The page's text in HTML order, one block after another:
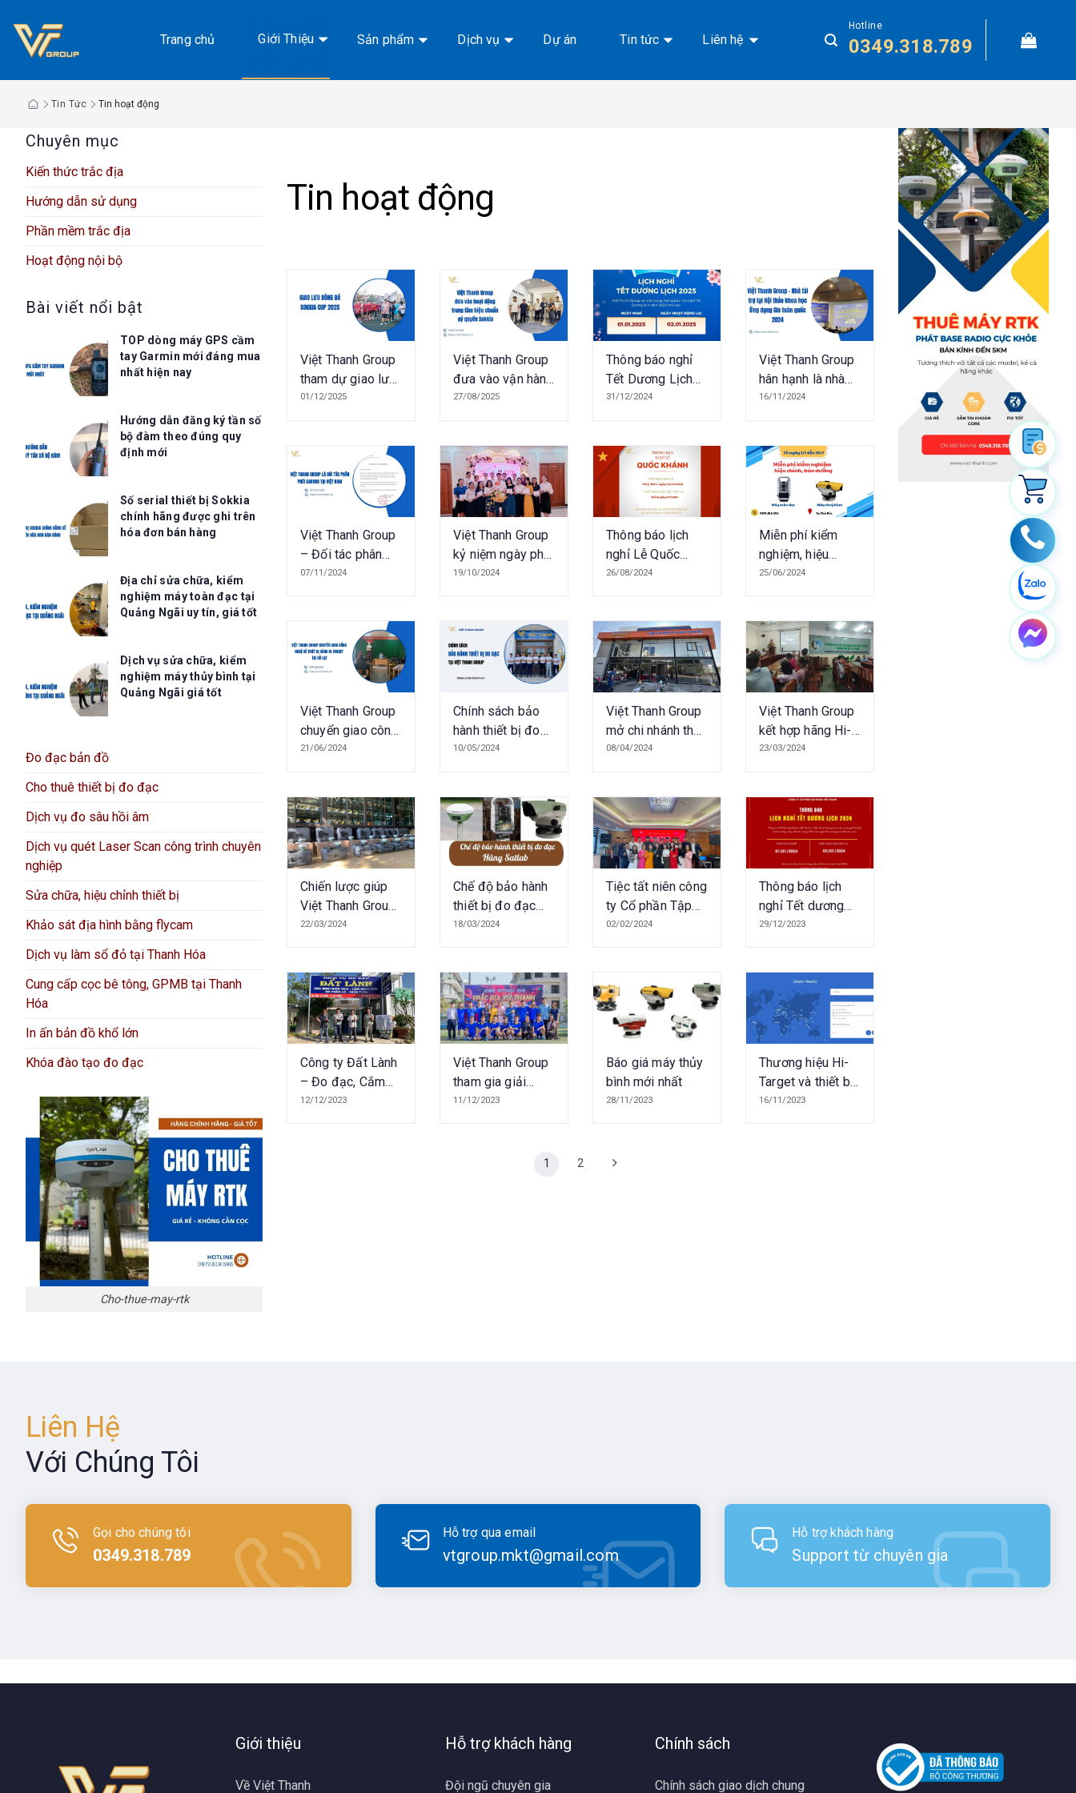
đến
Trang chủ Giới Thiệu Sản phẩm Dịch vụ Dự án Tin tức Liên hệ
Hotline
0349.318.789
Tin Tức Tin hoạt động
Chuyên mục
Kiến thức trắc địa
Hướng dẫn sử dụng
Phần mềm trắc địa
Hoạt động nội bộ
Bài viết nổi bật
TOP dòng máy GPS cầm
tay Garmin mới đáng mua
nhất hiện nay
Hướng dẫn đăng ký tần số
bộ đàm theo đúng quy
định mới
Số serial thiết bị Sokkia
chính hãng được ghi trên
hóa đơn bán hàng
Địa chỉ sửa chữa, kiểm
nghiệm máy toàn đạc tại
Quảng Ngãi uy tín, giá tốt
Dịch vụ sửa chữa, kiểm
nghiệm máy thủy bình tại
Quảng Ngãi giá tốt
Đo đạc bản đồ
Cho thuê thiết bị đo đạc
Dịch vụ đo sâu hồi âm
Dịch vụ quét Laser Scan công trình chuyên
nghiệp
Sửa chữa, hiệu chỉnh thiết bị
Khảo sát địa hình bằng flycam
Dịch vụ làm sổ đỏ tại Thanh Hóa
Cung cấp cọc bê tông, GPMB tại Thanh
Hóa
In ấn bản đồ khổ lớn
Khóa đào tạo đo đạc
Cho-thue-may-rtk
Tin hoạt động
Việt Thanh Group
tham dự giao lưu
bóng đá Sokkia
01/12/2025
Việt Thanh Group
đưa vào vận hành
Trung tâm hiệu
Sokkia tại Việt
Nam
27/08/2025
Thông báo nghỉ
Tết Dương Lịch
2025
31/12/2024
Việt Thanh Group
hân hạnh là nhà
đồng tài trợ cho
GIS Toàn quốc
2024
16/11/2024
Việt Thanh Group
– Đối tác phân
phối chính thức
07/11/2024
Việt Thanh Group
kỷ niệm ngày phụ
nữ Việt Nam
19/10/2024
Thông báo lịch
nghỉ Lễ Quốc
Khánh 2/9
26/08/2024
Miễn phí kiểm
nghiệm, hiệu
chỉnh, bảo dưỡng
Đức
25/06/2024
Việt Thanh Group
chuyển giao công
nghệ về thiết bị
đầu tư xây dựng
và phát triển quỹ
đất Đà Lạt
21/06/2024
Chính sách bảo
hành thiết bị đo
đạc tại Việt
10/05/2024
Việt Thanh Group
mở chi nhánh thứ
4 tại Long An
08/04/2024
Việt Thanh Group
kết hợp hãng Hi-
Target giới thiệu
Tài nguyên và
Môi trường
TPHCM
23/03/2024
Chiến lược giúp
Việt Thanh Group
thuộc Top đơn vị
nhất 2023 – 2024
22/03/2024
Chế độ bảo hành
thiết bị đo đạc
hãng Satlab tại
18/03/2024
Tiệc tất niên công
ty Cổ phần Tập
đoàn Việt Thanh
02/02/2024
Thông báo lịch
nghỉ Tết dương
lịch 2024
29/12/2023
Công ty Đất Lành
– Đo đạc, Cắm
mốc uy tín tại
12/12/2023
Việt Thanh Group
tham gia giải
bóng đá Trắc Địa
11/12/2023
Báo giá máy thủy
bình mới nhất
28/11/2023
Thương hiệu Hi-
Target và thiết bị
GNSS RTK Hi-
16/11/2023
1 2
Liên Hệ
Với Chúng Tôi
Gọi cho chúng tôi
0349.318.789
Hỗ trợ qua email
vtgroup.mkt@gmail.com
Hỗ trợ khách hàng
Support từ chuyên gia
Giới thiệu
Về Việt Thanh
Hỗ trợ khách hàng
Đội ngũ chuyên gia
Chính sách
Chính sách giao dịch chung